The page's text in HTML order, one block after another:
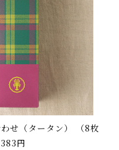
せ（タータン） （8枚
円